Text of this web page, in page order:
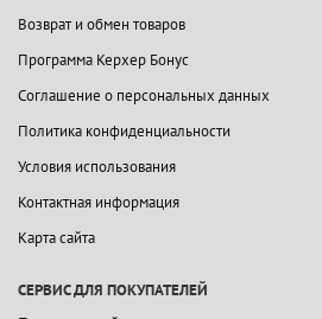
Возврат и обмен товаров
Программа Керхер Бонус
Соглашение о персональных данных
Политика конфиденциальности
Условия использования
Контактная информация
Карта сайта
СЕРВИС ДЛЯ ПОКУПАТЕЛЕЙ